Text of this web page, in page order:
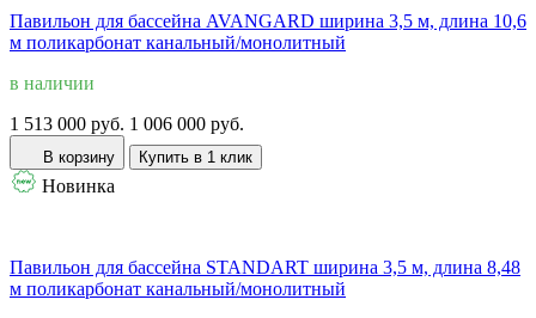
Павильон для бассейна AVANGARD ширина 3,5 м, длина 10,6
м поликарбонат канальный/монолитный
в наличии
1 513 000 руб. 1 006 000 руб.
В корзину Купить в 1 клик
Новинка
Павильон для бассейна STANDART ширина 3,5 м, длина 8,48
м поликарбонат канальный/монолитный